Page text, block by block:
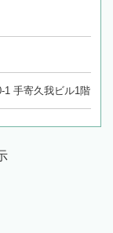
1 手寄久我ビル1階